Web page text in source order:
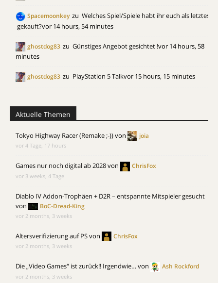
Spacemoonkey zu Welches Spiel/Spiele habt ihr euch als letztes
gekauft?vor 14 hours, 54 minutes
ghostdog83 zu Günstiges Angebot gesichtet !vor 14 hours, 58
minutes
ghostdog83 zu PlayStation 5 Talkvor 15 hours, 15 minutes
Aktuelle Themen
Tokyo Highway Racer (Remake ;-))von joia
vor 4 Tage, 17 hours
Games nur noch digital ab 2028von ChrisFox
vor 3 weeks, 4 Tage
Diablo IV Addon-Trophäen + D2R – entspannte Mitspieler gesucht
von
BoC-Dread-King
vor 2 months, 3 weeks
Altersverifizierung auf PSvon ChrisFox
vor 2 months, 3 weeks
Die „Video Games“ ist zurück!! Irgendwie…von Ash Rockford
vor 2 months, 3 weeks